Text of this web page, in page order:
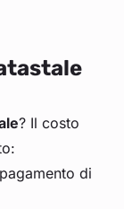
? Il costo
di